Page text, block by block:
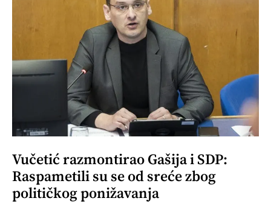
Vučetić razmontirao Gašija i SDP:
Raspametili su se od sreće zbog
političkog ponižavanja